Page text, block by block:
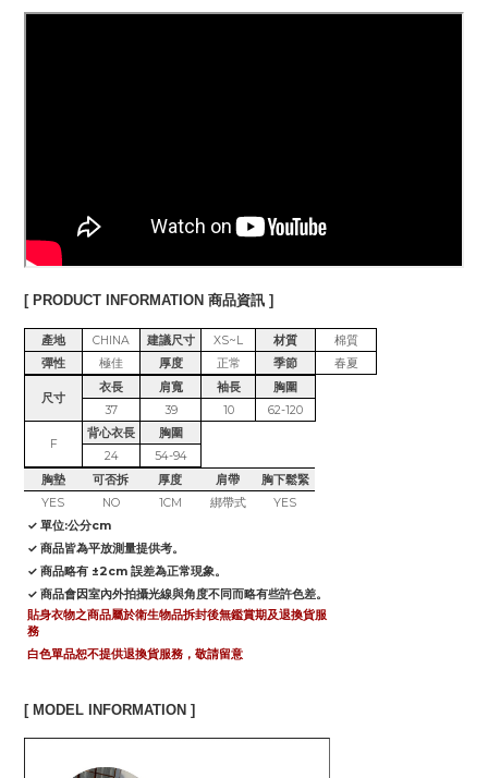
[ PRODUCT INFORMATION 商品資訊 ]
產地 CHINA 建議尺寸 XS~L 材質
棉質
彈性
極佳 厚度 正常 季節 春夏
尺寸
衣長 肩寬 袖長
胸圍
37
39 10 62-120
F
背心衣長
胸圍
24
54-94
胸墊
可否拆 厚度 肩帶
胸下鬆緊
YES
NO 1CM 綁帶式
YES
✓ 單位:公分cm
✓ 商品皆為平放測量提供考。
✓ 商品略有 ±2cm 誤差為正常現象。
✓ 商品會因室內外拍攝光線與角度不同而略有些許色差。
貼身衣物之商品屬於衛生物品拆封後無鑑賞期及退換貨服
務
白色單品恕不提供退換貨服務，敬請留意
[ MODEL INFORMATION ]